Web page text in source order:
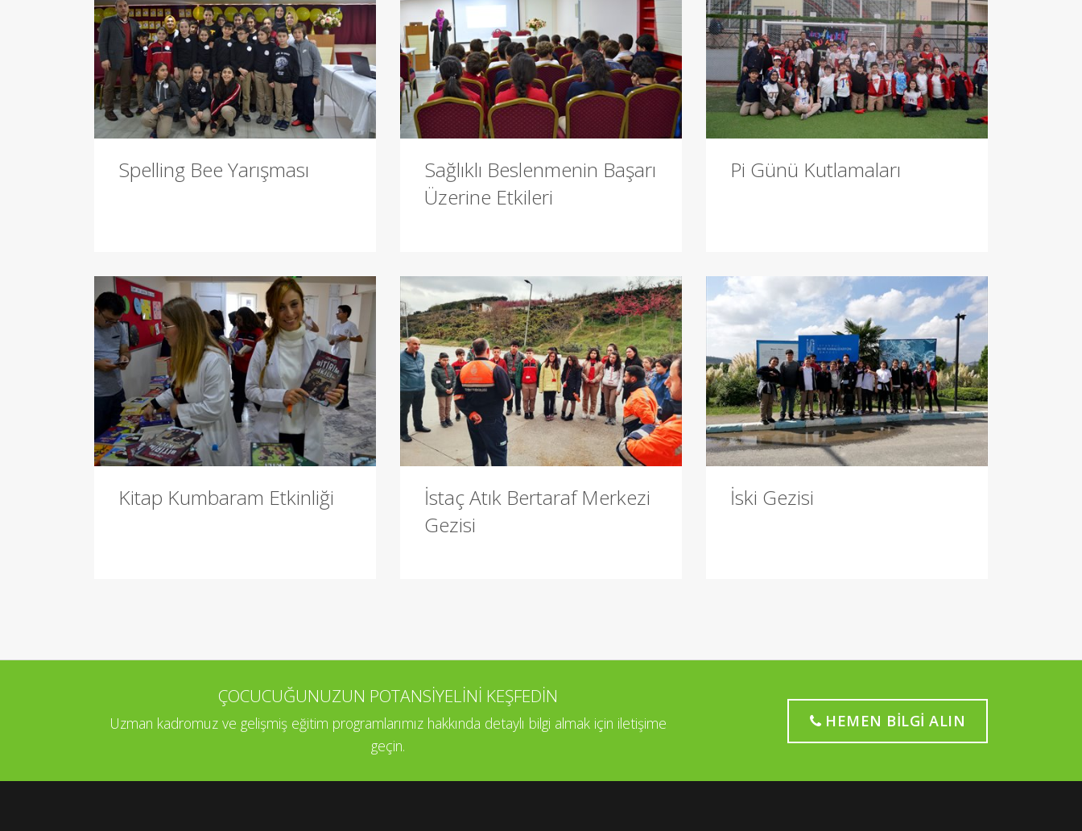
Spelling Bee Yarışması
Sağlıklı Beslenmenin Başarı
Üzerine Etkileri
Pi Günü Kutlamaları
Kitap Kumbaram Etkinliği
İstaç Atık Bertaraf Merkezi
Gezisi
İski Gezisi
ÇOCUCUĞUNUZUN POTANSİYELİNİ KEŞFEDİN
Uzman kadromuz ve gelişmiş eğitim programlarımız hakkında detaylı bilgi almak için iletişime
geçin.
HEMEN BILGI ALIN